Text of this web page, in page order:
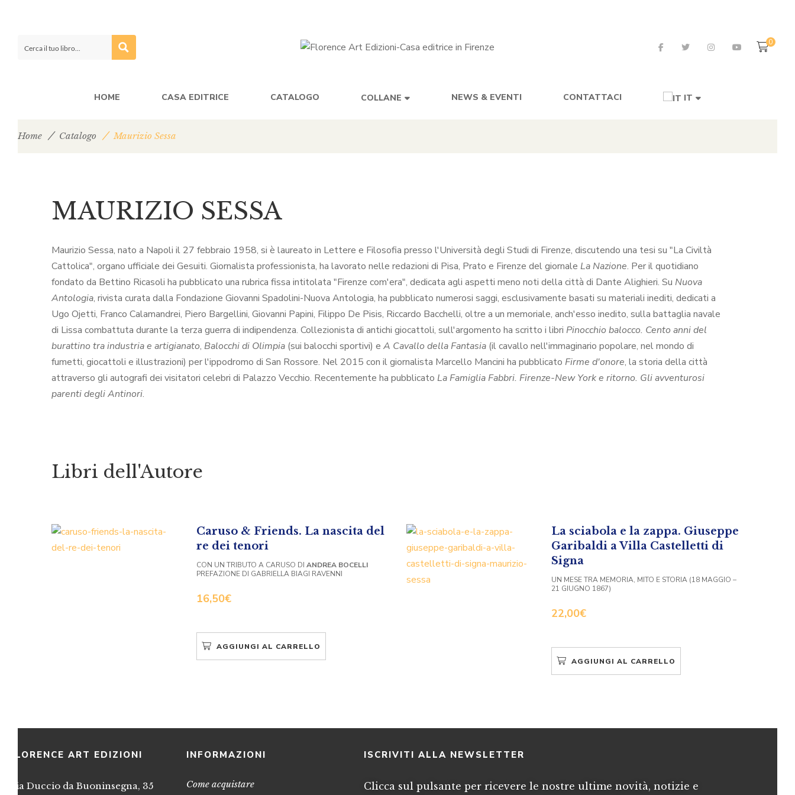
0
HOME CASA EDITRICE CATALOGO COLLANE NEWS & EVENTI CONTATTACI IT
Home Catalogo Maurizio Sessa
MAURIZIO SESSA
Maurizio Sessa, nato a Napoli il 27 febbraio 1958, si è laureato in Lettere e Filosofia presso l'Università degli Studi di Firenze, discutendo una tesi su "La Civiltà
Cattolica", organo ufficiale dei Gesuiti. Giornalista professionista, ha lavorato nelle redazioni di Pisa, Prato e Firenze del giornale La Nazione. Per il quotidiano
fondato da Bettino Ricasoli ha pubblicato una rubrica fissa intitolata "Firenze com'era", dedicata agli aspetti meno noti della città di Dante Alighieri. Su Nuova
Antologia, rivista curata dalla Fondazione Giovanni Spadolini-Nuova Antologia, ha pubblicato numerosi saggi, esclusivamente basati su materiali inediti, dedicati a
Ugo Ojetti, Franco Calamandrei, Piero Bargellini, Giovanni Papini, Filippo De Pisis, Riccardo Bacchelli, oltre a un memoriale, anch'esso inedito, sulla battaglia navale
di Lissa combattuta durante la terza guerra di indipendenza. Collezionista di antichi giocattoli, sull'argomento ha scritto i libri Pinocchio balocco. Cento anni del
burattino tra industria e artigianato, Balocchi di Olimpia (sui balocchi sportivi) e A Cavallo della Fantasia (il cavallo nell'immaginario popolare, nel mondo di
fumetti, giocattoli e illustrazioni) per l'ippodromo di San Rossore. Nel 2015 con il giornalista Marcello Mancini ha pubblicato Firme d'onore, la storia della città
attraverso gli autografi dei visitatori celebri di Palazzo Vecchio. Recentemente ha pubblicato La Famiglia Fabbri. Firenze-New York e ritorno. Gli avventurosi
parenti degli Antinori.
Libri dell'Autore
Caruso & Friends. La nascita del
re dei tenori
16,50€
CON UN TRIBUTO A CARUSO DI ANDREA BOCELLI
PREFAZIONE DI GABRIELLA BIAGI RAVENNI
AGGIUNGI AL CARRELLO
La sciabola e la zappa. Giuseppe
Garibaldi a Villa Castelletti di
Signa
22,00€
UN MESE TRA MEMORIA, MITO E STORIA (18 MAGGIO –
21 GIUGNO 1867)
AGGIUNGI AL CARRELLO
FLORENCE ART EDIZIONI
Via Duccio da Buoninsegna, 35
INFORMAZIONI
Come acquistare
ISCRIVITI ALLA NEWSLETTER
Clicca sul pulsante per ricevere le nostre ultime novità, notizie e